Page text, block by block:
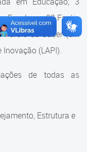
Escolares; 32 Faróis
Faróis do Saber (em
(LAPI).
de todas as
Estrutura e